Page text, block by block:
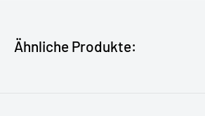
Ähnliche Produkte: